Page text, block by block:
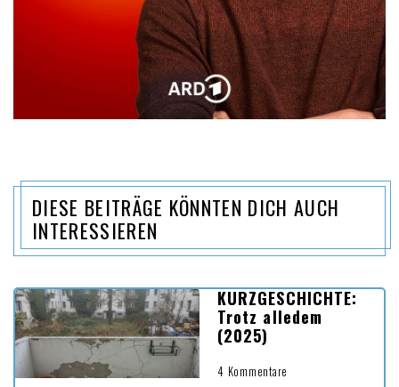
DIESE BEITRÄGE KÖNNTEN DICH AUCH
INTERESSIEREN
KURZGESCHICHTE:
Trotz alledem
(2025)
4 Kommentare